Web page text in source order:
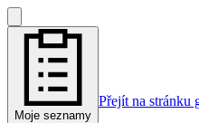
Moje seznamy
Přejít na stránku